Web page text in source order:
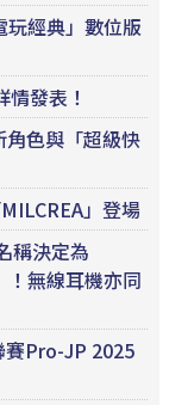
玩經典」數位版
發表！
角色與「超級快
」登場
稱決定為
無線耳機亦同
賽Pro-JP 2025